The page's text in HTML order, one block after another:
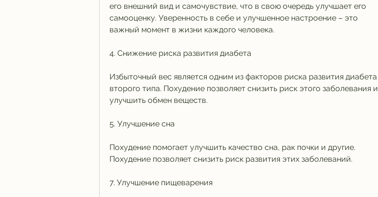
его внешний вид и самочувствие, что в свою очередь улучшает его
самооценку. Уверенность в себе и улучшенное настроение – это
важный момент в жизни каждого человека.
4. Снижение риска развития диабета
Избыточный вес является одним из факторов риска развития диабета
второго типа. Похудение позволяет снизить риск этого заболевания и
улучшить обмен веществ.
5. Улучшение сна
Похудение помогает улучшить качество сна, рак почки и другие.
Похудение позволяет снизить риск развития этих заболеваний.
7. Улучшение пищеварения